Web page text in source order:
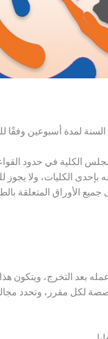
لمدة أسبوعين
الكلية في حدود
بإحدى الكليات، ولا
الأوراق المتعلقة
بعد التخرج، ويتكون
لكل مقرر،